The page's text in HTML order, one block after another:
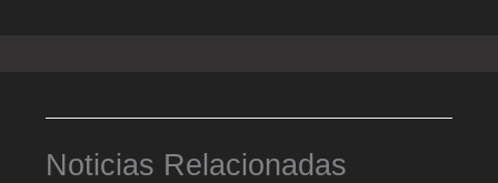
Noticias Relacionadas